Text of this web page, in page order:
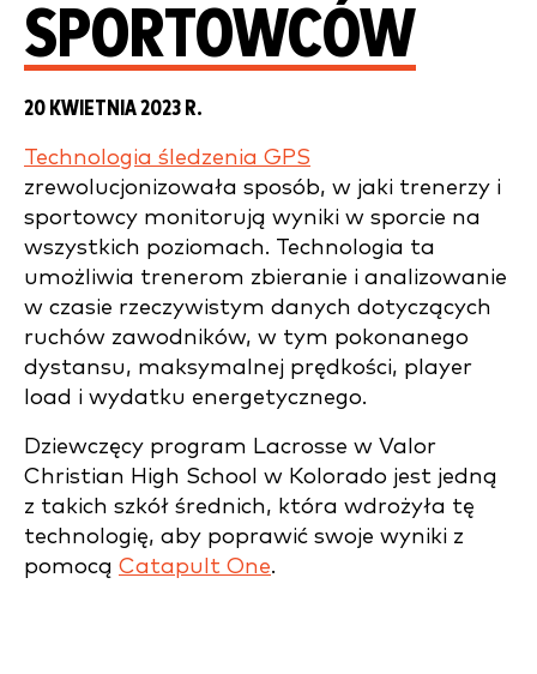
SPORTOWCÓW
20 KWIETNIA 2023 R.
Technologia śledzenia GPS
zrewolucjonizowała sposób, w jaki trenerzy i
sportowcy monitorują wyniki w sporcie na
wszystkich poziomach. Technologia ta
umożliwia trenerom zbieranie i analizowanie
w czasie rzeczywistym danych dotyczących
ruchów zawodników, w tym pokonanego
dystansu, maksymalnej prędkości, player
load i wydatku energetycznego.
Dziewczęcy program Lacrosse w Valor
Christian High School w Kolorado jest jedną
z takich szkół średnich, która wdrożyła tę
technologię, aby poprawić swoje wyniki z
pomocą Catapult One.